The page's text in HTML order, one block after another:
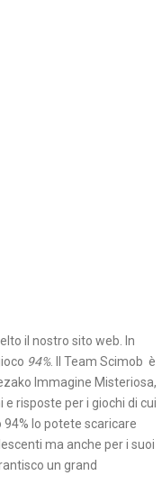
il nostro sito web. In
94%. Il Team Scimob è
Immagine Misteriosa,
risposte per i giochi di cui
lo potete scaricare
ma anche per i suoi
un grand